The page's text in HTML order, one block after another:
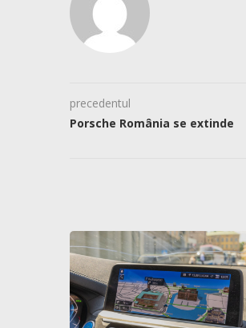
precedentul
Porsche România se extinde